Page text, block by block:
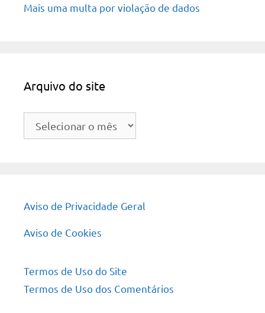
Mais uma multa por violação de dados
Arquivo do site
Arquivo
Aviso de Privacidade Geral
Aviso de Cookies
Termos de Uso do Site
Termos de Uso dos Comentários